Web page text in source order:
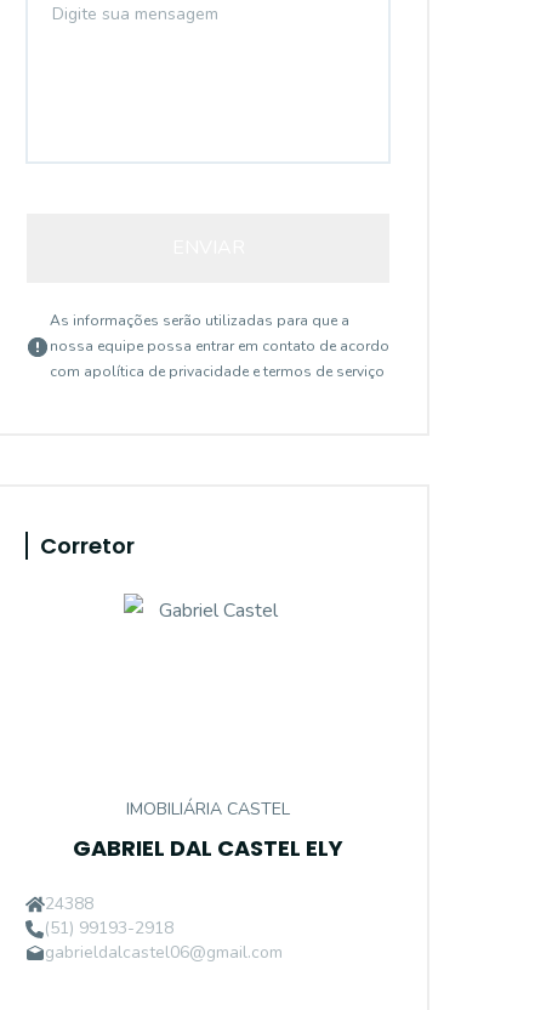
As informações serão utilizadas para que a
nossa equipe possa entrar em contato de acordo
com apolítica de privacidade e termos de serviço
Corretor
IMOBILIÁRIA CASTEL
GABRIEL DAL CASTEL ELY
24388
(51) 99193-2918
gabrieldalcastel06@gmail.com